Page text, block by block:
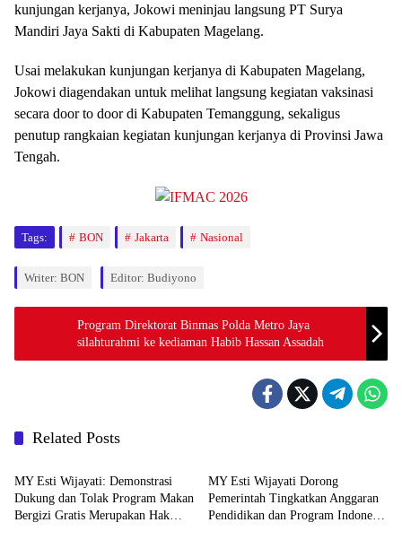
kunjungan kerjanya, Jokowi meninjau langsung PT Surya
Mandiri Jaya Sakti di Kabupaten Magelang.
Usai melakukan kunjungan kerjanya di Kabupaten Magelang,
Jokowi diagendakan untuk melihat langsung kegiatan vaksinasi
secara door to door di Kabupaten Temanggung, sekaligus
penutup rangkaian kegiatan kunjungan kerjanya di Provinsi Jawa
Tengah.
Tags: BON Jakarta Nasional
Writer: BON Editor: Budiyono
Program Direktorat Binmas Polda Metro Jaya
silahturahmi ke kediaman Habib Hassan Assadah
Related Posts
Berita
MY Esti Wijayati: Demonstrasi
Dukung dan Tolak Program Makan
Bergizi Gratis Merupakan Hak
MY Esti Wijayati Dorong
Pemerintah Tingkatkan Anggaran
Pendidikan dan Program Indonesia
Berita Berita